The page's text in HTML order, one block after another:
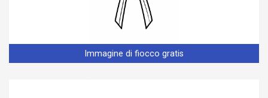
Immagine di fiocco gratis